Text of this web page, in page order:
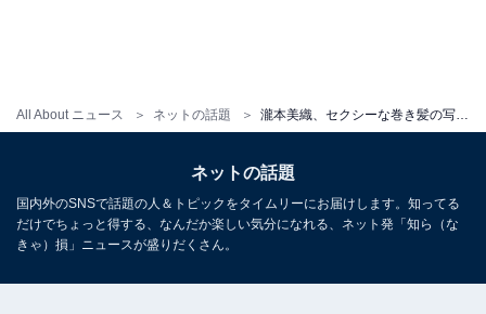
All About ニュース ネットの話題
ネットの話題
国内外のSNSで話題の人＆トピックをタイムリーにお届けします。知ってる
だけでちょっと得する、なんだか楽しい気分になれる、ネット発「知ら（な
きゃ）損」ニュースが盛りだくさん。